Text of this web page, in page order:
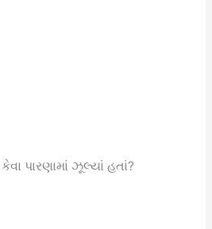
પારણામાં ઝૂલ્યાં હતાં?